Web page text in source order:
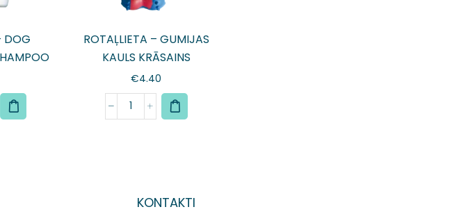
DOG
ROTAĻLIETA – GUMIJAS
KAULS KRĀSAINS
€4.40
KONTAKTI